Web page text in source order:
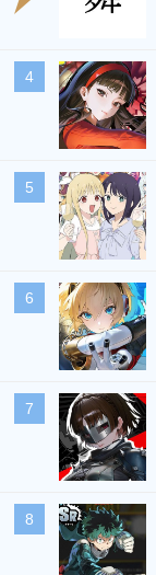
4
5
6
7
8